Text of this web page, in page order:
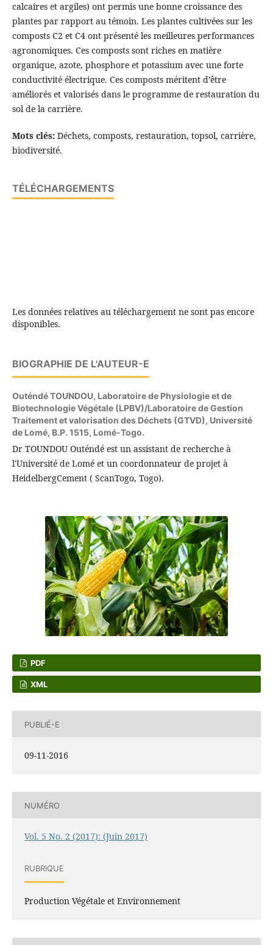
calcaires et argiles) ont permis une bonne croissance des
plantes par rapport au témoin. Les plantes cultivées sur les
composts C2 et C4 ont présenté les meilleures performances
agronomiques. Ces composts sont riches en matière
organique, azote, phosphore et potassium avec une forte
conductivité électrique. Ces composts méritent d’être
améliorés et valorisés dans le programme de restauration du
sol de la carrière.
Mots clés:Déchets, composts, restauration, topsol, carrière,
biodiversité.
TÉLÉCHARGEMENTS
Les données relatives au téléchargement ne sont pas encore
disponibles.
BIOGRAPHIE DE L'AUTEUR-E
Outéndé TOUNDOU, Laboratoire de Physiologie et de
Biotechnologie Végétale (LPBV)/Laboratoire de Gestion
Traitement et valorisation des Déchets (GTVD), Université
de Lomé, B.P. 1515, Lomé-Togo.
Dr TOUNDOU Outéndé est un assistant de recherche à
l'Université de Lomé et un coordonnateur de projet à
HeidelbergCement ( ScanTogo, Togo).
PDF
XML
PUBLIÉ-E
09-11-2016
NUMÉRO
Vol. 5 No. 2 (2017): (Juin 2017)
RUBRIQUE
Production Végétale et Environnement